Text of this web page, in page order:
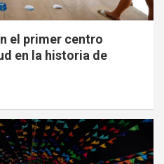
el primer centro
en la historia de